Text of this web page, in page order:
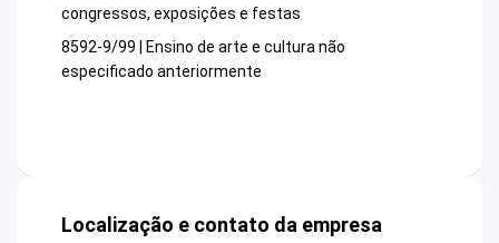
congressos, exposições e festas
8592-9/99 | Ensino de arte e cultura não
especificado anteriormente
Localização e contato da empresa